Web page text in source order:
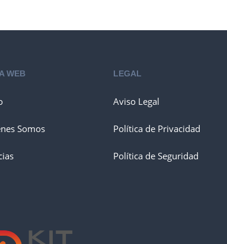
WEB
Somos
LEGAL
Aviso Legal
Política de Privacidad
Política de Seguridad